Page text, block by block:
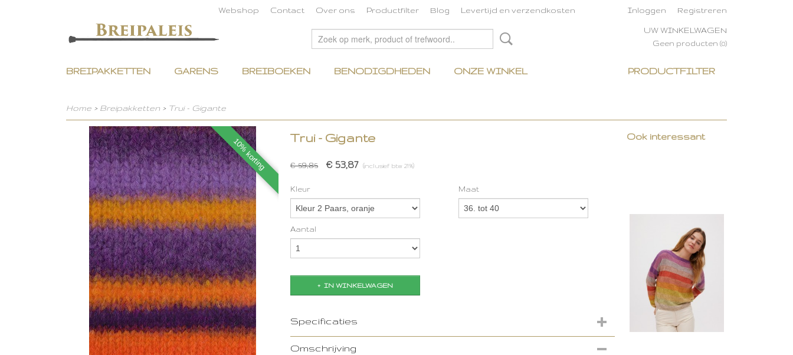
Webshop Contact Over ons Productfilter Blog Levertijd en verzendkosten Inloggen Registreren
UW WINKELWAGEN
Geen producten (0)
PRODUCTFILTER
BREIPAKKETTEN GARENS BREIBOEKEN BENODIGDHEDEN ONZE WINKEL
Home > Breipakketten > Trui - Gigante
10% korting Trui - Gigante
€ 59,85 € 53,87 (inclusief btw 21%)
Kleur Maat
Aantal
IN WINKELWAGEN
Specificaties
Omschrijving
Ook interessant